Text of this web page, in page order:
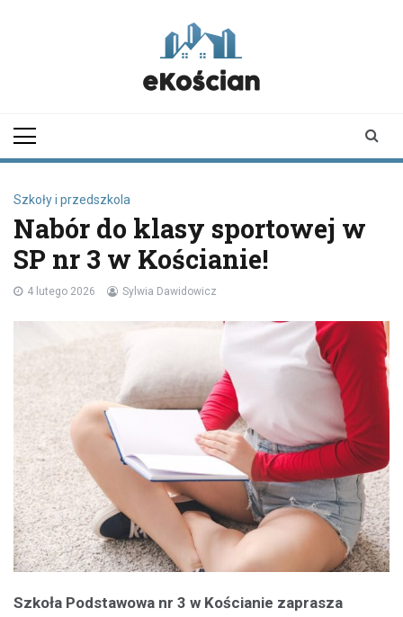
Szkoły i przedszkola
Nabór do klasy sportowej w
SP nr 3 w Kościanie!
4 lutego 2026 Sylwia Dawidowicz
Szkoła Podstawowa nr 3 w Kościanie zaprasza